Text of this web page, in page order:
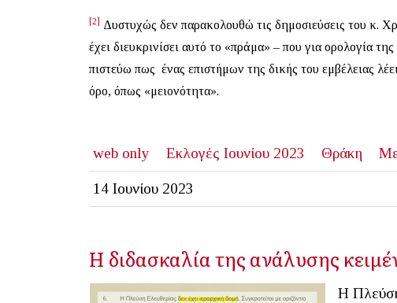
[2] Δυστυχώς δεν παρακολουθώ τις δημοσιεύσεις του κ.
έχει διευκρινίσει αυτό το «πράμα» – που για ορολογία
πιστεύω πως ένας επιστήμων της δικής του εμβέλειας
όρο, όπως «μειονότητα».
web only
Εκλογές Ιουνίου 2023 Θράκη
14 Ιουνίου 2023
Η διδασκαλία της ανάλυσης
Η